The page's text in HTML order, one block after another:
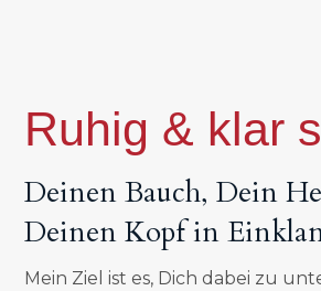
Ruhig & klar
Deinen Bauch, Dein
Deinen Kopf in
Mein Ziel ist es, Dich dabei zu